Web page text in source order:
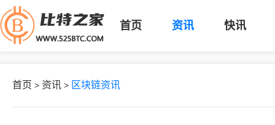
首页 资讯 快讯
首页 > 资讯 > 区块链资讯